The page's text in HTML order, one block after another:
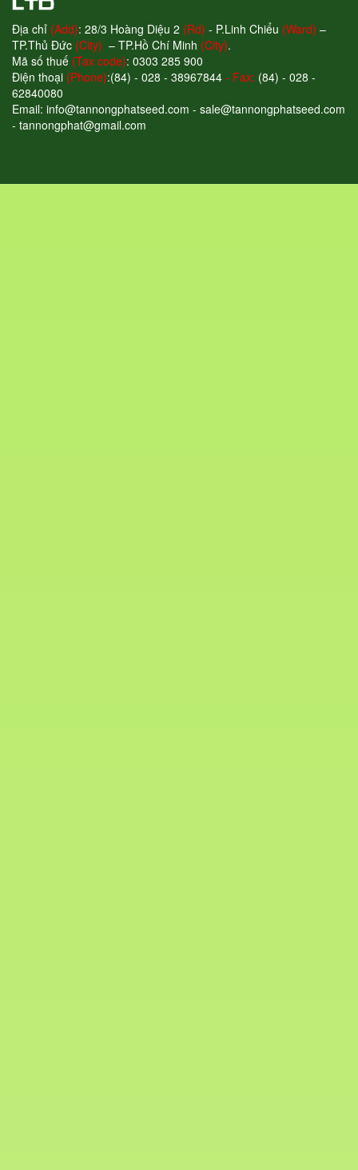
Địa chỉ (Add): 28/3 Hoàng Diệu 2 (Rd) - P.Linh Chiểu (Ward) –
TP.Thủ Đức (City) – TP.Hồ Chí Minh (City).
Mã số thuế (Tax code): 0303 285 900
Điện thoại (Phone):(84) - 028 - 38967844 - Fax: (84) - 028 -
62840080
Email: info@tannongphatseed.com - sale@tannongphatseed.com
- tannongphat@gmail.com